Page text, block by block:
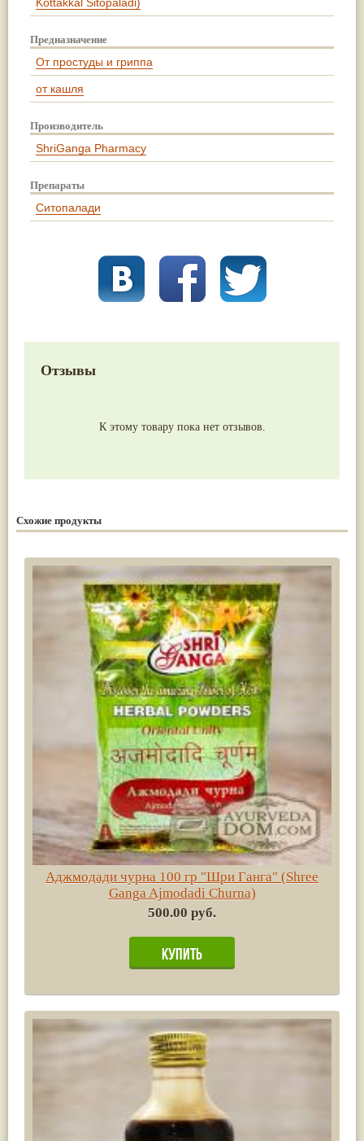
Предназначение
От простуды и гриппа
от кашля
Производитель
ShriGanga Pharmacy
Препараты
Ситопалади
Отзывы
К этому товару пока нет отзывов.
Схожие продукты
Аджмодади чурна 100 гр "Шри Ганга" (Shree
Ganga Ajmodadi Churna)
500.00 руб.